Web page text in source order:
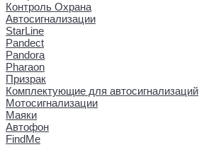
Контроль Охрана
Автосигнализации
StarLine
Pandect
Pandora
Pharaon
Призрак
Комплектующие для автосигнализаций
Мотосигнализации
Маяки
Автофон
FindMe